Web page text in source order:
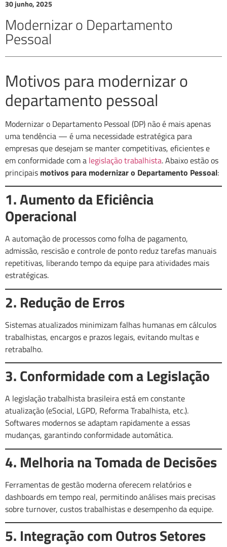
30 junho, 2025
Modernizar o Departamento
Pessoal
Motivos para modernizar o
departamento pessoal
Modernizar o Departamento Pessoal (DP) não é mais apenas
uma tendência — é uma necessidade estratégica para
empresas que desejam se manter competitivas, eficientes e
em conformidade com a legislação trabalhista. Abaixo estão os
principais motivos para modernizar o Departamento Pessoal:
1. Aumento da Eficiência
Operacional
A automação de processos como folha de pagamento,
admissão, rescisão e controle de ponto reduz tarefas manuais
repetitivas, liberando tempo da equipe para atividades mais
estratégicas.
2. Redução de Erros
Sistemas atualizados minimizam falhas humanas em cálculos
trabalhistas, encargos e prazos legais, evitando multas e
retrabalho.
3. Conformidade com a Legislação
A legislação trabalhista brasileira está em constante
atualização (eSocial, LGPD, Reforma Trabalhista, etc.).
Softwares modernos se adaptam rapidamente a essas
mudanças, garantindo conformidade automática.
4. Melhoria na Tomada de Decisões
Ferramentas de gestão moderna oferecem relatórios e
dashboards em tempo real, permitindo análises mais precisas
sobre turnover, custos trabalhistas e desempenho da equipe.
5. Integração com Outros Setores